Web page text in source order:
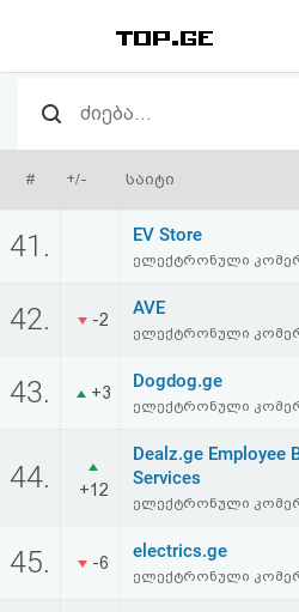
რეიტინგი
(მთავარი)
ფოსტა
პასუხი
ავტორიზაცია
რეგისტრაცია
პაროლის
აღდგენა
# +/- საიტი
41. EV Store
ელექტრონული
42. -2
AVE
ელექტრონული
43. +3
Dogdog.ge
ელექტრონული
44. +12
Dealz.ge Employee
Services
ელექტრონული
45. -6
electrics.ge
ელექტრონული